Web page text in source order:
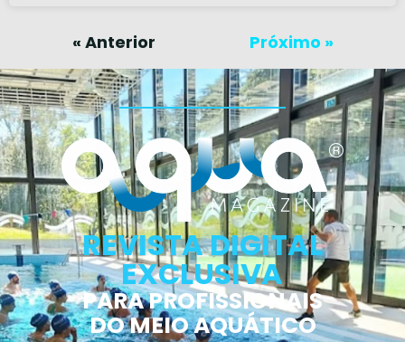
« Anterior Próximo »
REVISTA DIGITAL
EXCLUSIVA
PARA PROFISSIONAIS
DO MEIO AQUÁTICO